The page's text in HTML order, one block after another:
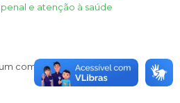
e atenção à saúde
comentário para mostrar.